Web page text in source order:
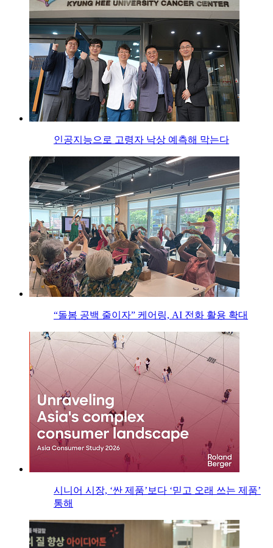
인공지능으로 고령자 낙상 예측해 막는다
“돌봄 공백 줄이자” 케어링, AI 전화 활용 확대
시니어 시장, ‘싼 제품’보다 ‘믿고 오래 쓰는 제품’
통해